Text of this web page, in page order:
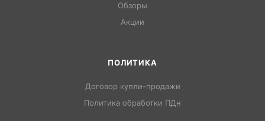
Обзоры
Акции
ПОЛИТИКА
Договор купли-продажи
Политика обработки ПДн